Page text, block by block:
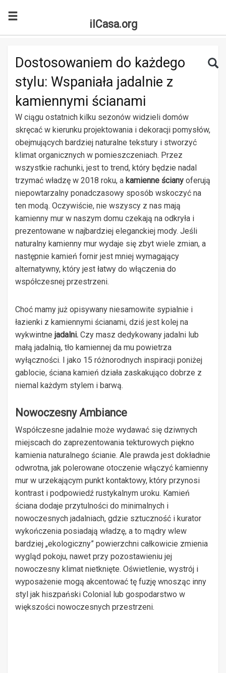
ilCasa.org
Search for:
Dostosowaniem do każdego
stylu: Wspaniała jadalnie z
kamiennymi ścianami
W ciągu ostatnich kilku sezonów widzieli domów
skręcać w kierunku projektowania i dekoracji pomysłów,
obejmujących bardziej naturalne tekstury i stworzyć
klimat organicznych w pomieszczeniach. Przez
wszystkie rachunki, jest to trend, który będzie nadal
trzymać władzę w 2018 roku, a kamienne ściany oferują
niepowtarzalny ponadczasowy sposób wskoczyć na
ten modą. Oczywiście, nie wszyscy z nas mają
kamienny mur w naszym domu czekają na odkryła i
prezentowane w najbardziej eleganckiej mody. Jeśli
naturalny kamienny mur wydaje się zbyt wiele zmian, a
następnie kamień fornir jest mniej wymagający
alternatywny, który jest łatwy do włączenia do
współczesnej przestrzeni.
Choć mamy już opisywany niesamowite sypialnie i
łazienki z kamiennymi ścianami, dziś jest kolej na
wykwintne jadalni. Czy masz dedykowany jadalni lub
małą jadalnią, tło kamiennej da mu powietrza
wyłączności. I jako 15 różnorodnych inspiracji poniżej
gablocie, ściana kamień działa zaskakująco dobrze z
niemal każdym stylem i barwą.
Nowoczesny Ambiance
Współczesne jadalnie może wydawać się dziwnych
miejscach do zaprezentowania tekturowych piękno
kamienia naturalnego ścianie. Ale prawda jest dokładnie
odwrotna, jak polerowane otoczenie włączyć kamienny
mur w urzekającym punkt kontaktowy, który przynosi
kontrast i podpowiedź rustykalnym uroku. Kamień
ściana dodaje przytulności do minimalnych i
nowoczesnych jadalniach, gdzie sztuczność i kurator
wykończenia posiadają władzę, a to mądry wlew
bardziej „ekologiczny” powierzchni całkowicie zmienia
wygląd pokoju, nawet przy pozostawieniu jej
nowoczesny klimat nietknięte. Oświetlenie, wystrój i
wyposażenie mogą akcentować tę fuzję wnosząc inny
styl jak hiszpański Colonial lub gospodarstwo w
większości nowoczesnych przestrzeni.